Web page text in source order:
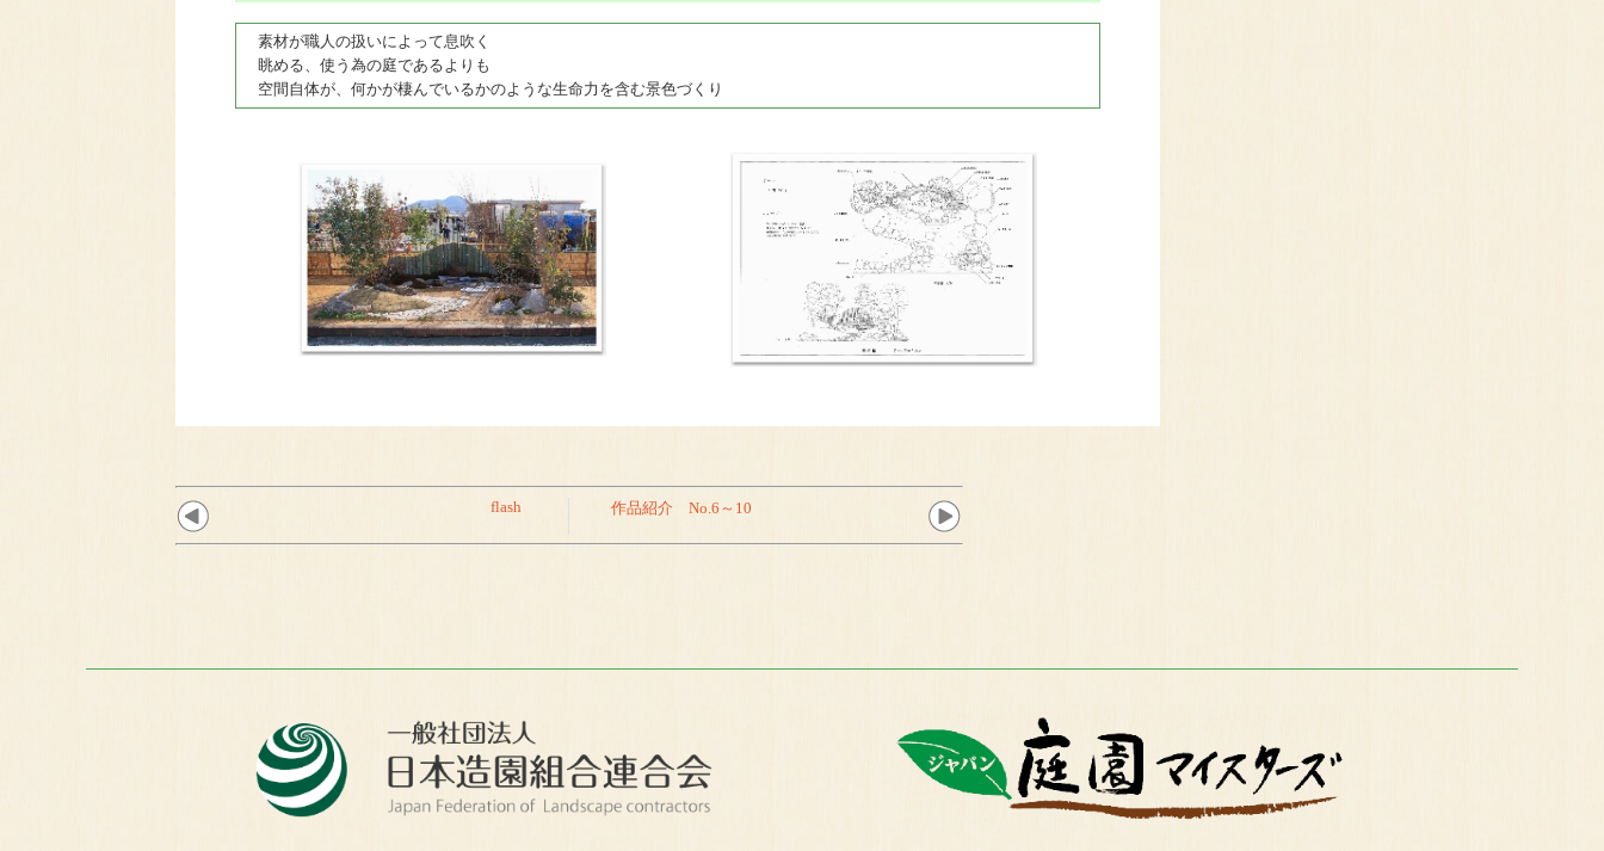
素材が職人の扱いによって息吹く
眺める、使う為の庭であるよりも
空間自体が、何かが棲んでいるかのような生命力を含む景色づくり
flash 作品紹介 No.6～10